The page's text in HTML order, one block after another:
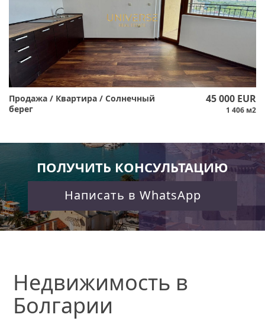
Продажа / Квартира / Солнечный
берег
45 000 EUR
1 406 м2
ПОЛУЧИТЬ КОНСУЛЬТАЦИЮ
Написать в WhatsApp
Недвижимость в
Болгарии